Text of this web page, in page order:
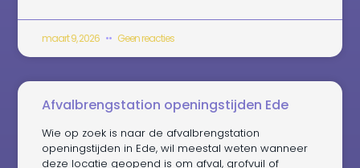
maart 9, 2026 Geen reacties
Afvalbrengstation openingstijden Ede
Wie op zoek is naar de afvalbrengstation
openingstijden in Ede, wil meestal weten wanneer
deze locatie geopend is om afval, grofvuil of